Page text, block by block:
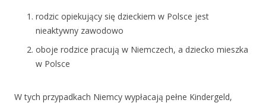
rodzic opiekujący się dzieckiem w Polsce jest
nieaktywny zawodowo
oboje rodzice pracują w Niemczech, a dziecko mieszka
w Polsce
W tych przypadkach Niemcy wypłacają pełne Kindergeld,